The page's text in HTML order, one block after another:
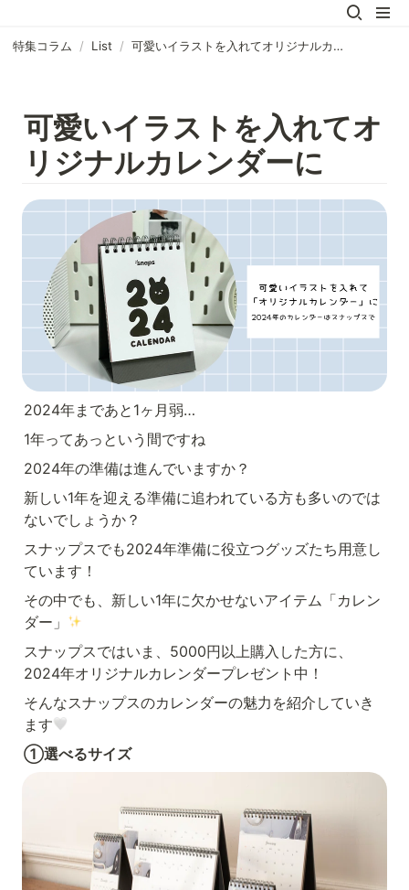
特集コラム / List / 可愛いイラストを入れてオリジナルカレンダーに
可愛いイラストを入れてオ
リジナルカレンダーに
2024年まであと1ヶ月弱…
1年ってあっという間ですね
2024年の準備は進んでいますか？
新しい1年を迎える準備に追われている方も多いのでは
ないでしょうか？
スナップスでも2024年準備に役立つグッズたち用意し
ています！
その中でも、新しい1年に欠かせないアイテム「カレン
ダー」
スナップスではいま、5000円以上購入した方に、
2024年オリジナルカレンダープレゼント中！
そんなスナップスのカレンダーの魅力を紹介していき
ます
①選べるサイズ